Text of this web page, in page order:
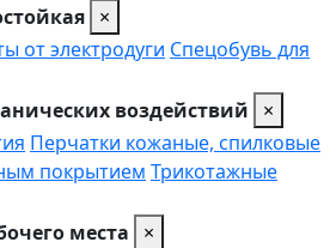
×
от электродуги Спецобувь для
воздействий
×
Перчатки кожаные, спилковые
покрытием Трикотажные
места
×